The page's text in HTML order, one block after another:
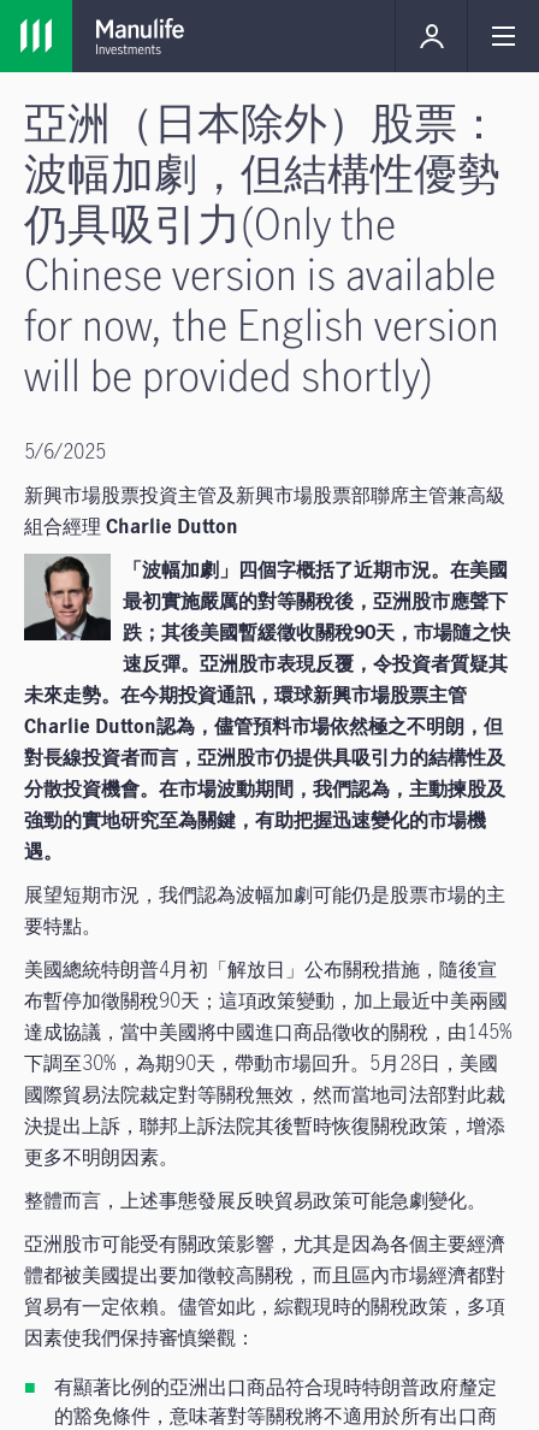
亞洲（日本除外）股票：
波幅加劇，但結構性優勢
仍具吸引力(Only the
Chinese version is available
for now, the English version
will be provided shortly)
5/6/2025
新興市場股票投資主管及新興市場股票部聯席主管兼高級
組合經理 Charlie Dutton
「波幅加劇」四個字概括了近期市況。在美國
最初實施嚴厲的對等關稅後，亞洲股市應聲下
跌；其後美國暫緩徵收關稅90天，市場隨之快
速反彈。亞洲股市表現反覆，令投資者質疑其
未來走勢。在今期投資通訊，環球新興市場股票主管
Charlie Dutton認為，儘管預料市場依然極之不明朗，但
對長線投資者而言，亞洲股市仍提供具吸引力的結構性及
分散投資機會。在市場波動期間，我們認為，主動揀股及
強勁的實地研究至為關鍵，有助把握迅速變化的市場機
遇。
展望短期市況，我們認為波幅加劇可能仍是股票市場的主
要特點。
美國總統特朗普4月初「解放日」公布關稅措施，隨後宣
布暫停加徵關稅90天；這項政策變動，加上最近中美兩國
達成協議，當中美國將中國進口商品徵收的關稅，由145%
下調至30%，為期90天，帶動市場回升。5月28日，美國
國際貿易法院裁定對等關稅無效，然而當地司法部對此裁
決提出上訴，聯邦上訴法院其後暫時恢復關稅政策，增添
更多不明朗因素。
整體而言，上述事態發展反映貿易政策可能急劇變化。
亞洲股市可能受有關政策影響，尤其是因為各個主要經濟
體都被美國提出要加徵較高關稅，而且區內市場經濟都對
貿易有一定依賴。儘管如此，綜觀現時的關稅政策，多項
因素使我們保持審慎樂觀：
有顯著比例的亞洲出口商品符合現時特朗普政府釐定
的豁免條件，意味著對等關稅將不適用於所有出口商